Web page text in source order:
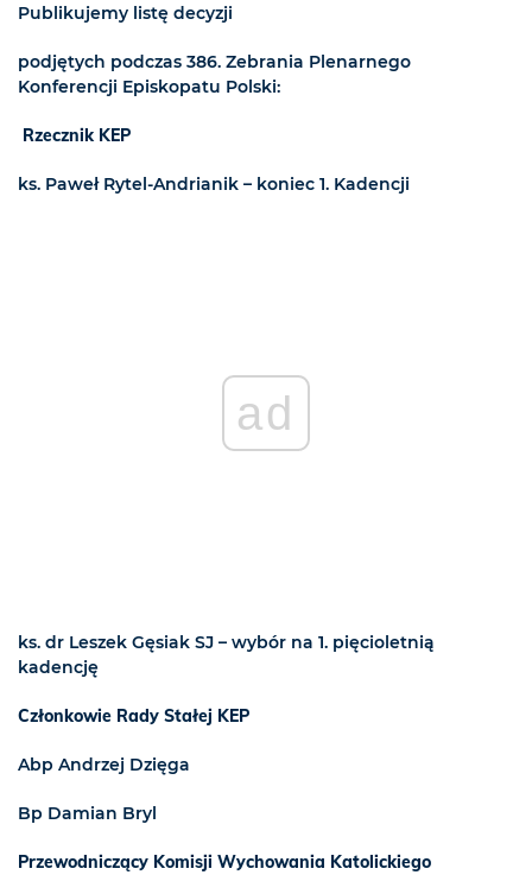
Publikujemy listę decyzji
podjętych podczas 386. Zebrania Plenarnego
Konferencji Episkopatu Polski:
Rzecznik KEP
ks. Paweł Rytel-Andrianik – koniec 1. Kadencji
ad
ks. dr Leszek Gęsiak SJ – wybór na 1. pięcioletnią
kadencję
Członkowie Rady Stałej KEP
Abp Andrzej Dzięga
Bp Damian Bryl
Przewodniczący Komisji Wychowania Katolickiego